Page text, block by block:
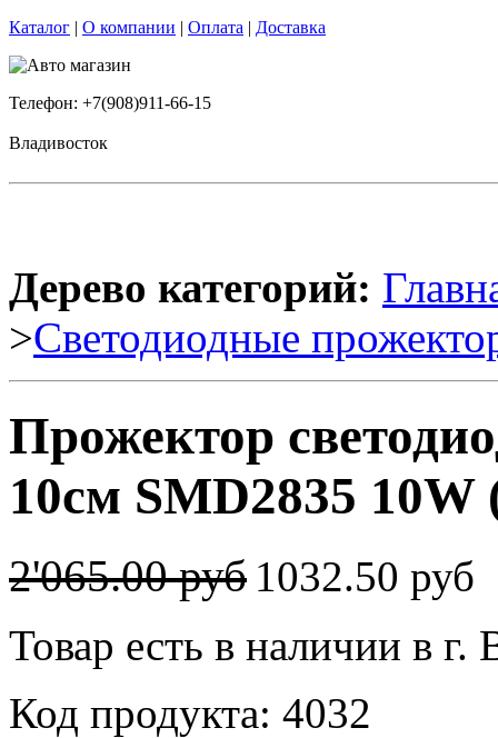
Каталог | О компании | Оплата | Доставка
Телефон: +7(908)911-66-15
Владивосток
Дерево категорий:
>Светодиодные
Прожектор
10см SMD2835 10W
2'065.00 руб 1032.50 руб
Товар есть в наличии в г.
Код продукта: 4032